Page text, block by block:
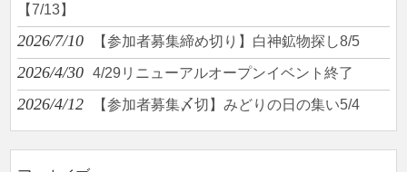
【7/13】
2026/7/10 【参加者募集締め切り】白神鉱物探し8/5
2026/4/30 4/29リニューアルオープンイベント終了
2026/4/12 【参加者募集〆切】みどりの日の集い5/4